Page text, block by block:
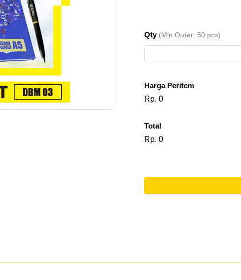
Kit DBM
50
pcs
Rp.
83.500
Qty (Min Order: 50 pcs)
Harga Peritem
Rp. 0
Total
Rp. 0